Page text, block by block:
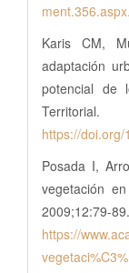
Karis CM,
adaptación
potencial de
https://
Posada I,
vegetación
2009;12:79-89.
https://